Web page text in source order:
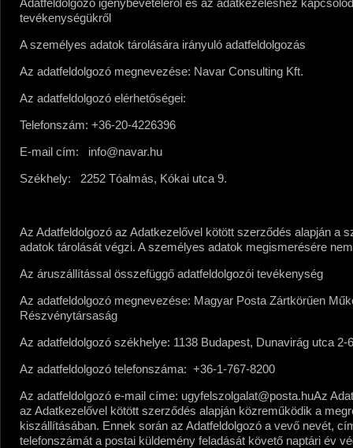
Adatfeldolgozó igénybevételéről és az adatkezeléshez
tevékenységükről
A személyes adatok tárolására irányuló adatfeldolgozás
Az adatfeldolgozó megnevezése: Navar Consulting Kft.
Az adatfeldolgozó elérhetőségei:
Telefonszám: +36-20-4226396
E-mail cím: info@navar.hu
Székhely:
2252 Tóalmás, Kókai utca 9.
Az Adatfeldolgozó az Adatkezelővel kötött szerződés alapján a
adatok tárolását végzi. A személyes adatok megismerésére
Az áruszállítással összefüggő adatfeldolgozói tevékenység
Az adatfeldolgozó megnevezése: Magyar Posta Zártkörűen
Részvénytársaság
Az adatfeldolgozó székhelye: 1138 Budapest, Dunavirág utca 2-
Az adatfeldolgozó telefonszáma: +36-1-767-8200
Az adatfeldolgozó e-mail címe: ugyfelszolgalat@posta.huAz
az Adatkezelővel kötött szerződés alapján közreműködik a
kiszállításában. Ennek során az Adatfeldolgozó a vevő nevét,
telefonszámát a postai küldemény feladását követő naptári év